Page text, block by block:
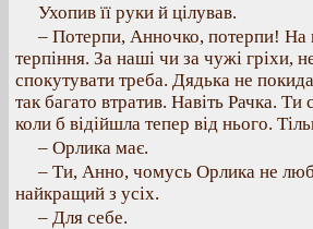
Ухопив її руки й цілував.
– Потерпи, Анночко, потерпи! На
терпіння. За наші чи за чужі гріхи,
спокутувати треба. Дядька не
так багато втратив. Навіть Рачка. Ти
коли б відійшла тепер від нього.
– Орлика має.
– Ти, Анно, чомусь Орлика не
найкращий з усіх.
– Для себе.